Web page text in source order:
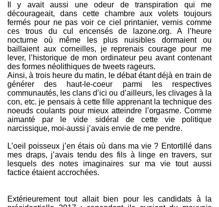
Il y avait aussi une odeur de transpiration qui me
décourageait, dans cette chambre aux volets toujours
fermés pour ne pas voir ce ciel printanier, vernis comme
ces trous du cul encensés de lazone.org. A l’heure
nocturne où même les plus nuisibles dormaient ou
baillaient aux corneilles, je reprenais courage pour me
lever, l’historique de mon ordinateur peu avant contenant
des formes néolithiques de tweets rageurs.
Ainsi, à trois heure du matin, le débat étant déjà en train de
générer des haut-le-coeur parmi les respectives
communautés, les clans d’ici ou d’ailleurs, les clivages à la
con, etc. je pensais à cette fille apprenant la technique des
noeuds coulants pour mieux atteindre l’orgasme. Comme
aimanté par le vide sidéral de cette vie politique
narcissique, moi-aussi j’avais envie de me pendre.
L’oeil poisseux j’en étais où dans ma vie ? Entortillé dans
mes draps, j’avais tendu des fils à linge en travers, sur
lesquels des notes imaginaires sur ma vie tout aussi
factice étaient accrochées.
Extérieurement tout allait bien pour les candidats à la